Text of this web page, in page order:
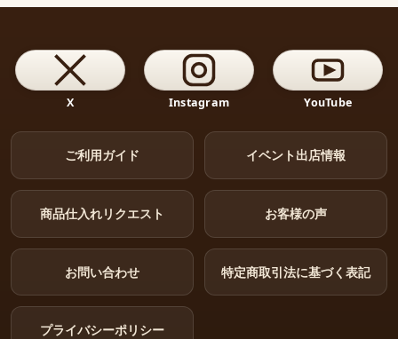
X Instagram YouTube
ご利用ガイド イベント出店情報
商品仕入れリクエスト お客様の声
お問い合わせ 特定商取引法に基づく表記
プライバシーポリシー